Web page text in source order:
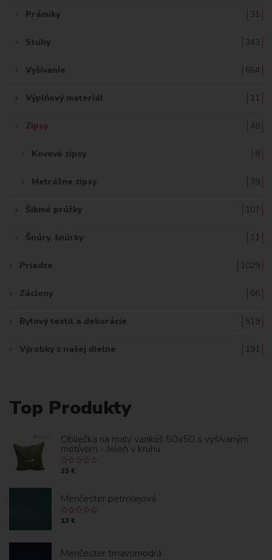
Prámiky 31
Stuhy 343
Vyšívanie 654
Výplňový materiál 11
Zipsy 48
Kovové zipsy 8
Metrážne zipsy 39
Šikmé prúžky 107
Šnúry, šnúrky 11
Priadze 1029
Záclony 66
Bytový textil a dekorácie 519
Výrobky z našej dielne 191
Top Produkty
Obliečka na malý vankúš 50x50 s vyšívaným
motívom - Jeleň v kruhu
23 €
Menčester petrolejová
13 €
Menčester tmavomodrá